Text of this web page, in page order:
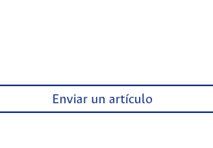
Enviar un artículo